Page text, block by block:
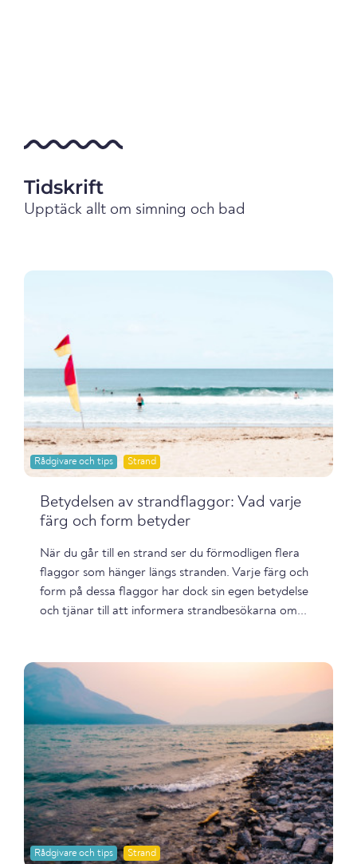
Tidskrift
Upptäck allt om simning och bad
Rådgivare och tips Strand
Betydelsen av strandflaggor: Vad varje
färg och form betyder
När du går till en strand ser du förmodligen flera
flaggor som hänger längs stranden. Varje färg och
form på dessa flaggor har dock sin egen betydelse
och tjänar till att informera strandbesökarna om...
Rådgivare och tips Strand